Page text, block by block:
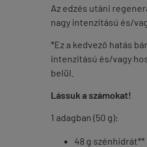
Az edzés utáni
nagy intenzitású és/
*Ez a kedvező hatás
intenzitású és/vagy
belül.
Lássuk a számokat!
1 adagban (50 g):
48 g szénhidrát**